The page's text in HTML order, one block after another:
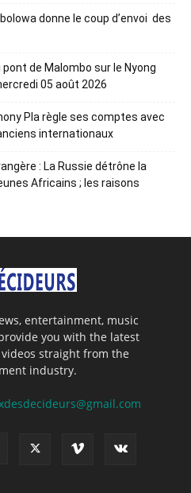
donne le coup d’envoi des
de Malombo sur le Nyong
05 août 2026
Pla règle ses comptes avec
internationaux
: La Russie détrône la
Africains ; les raisons
entertainment, music
you with the latest
straight from the
industry.